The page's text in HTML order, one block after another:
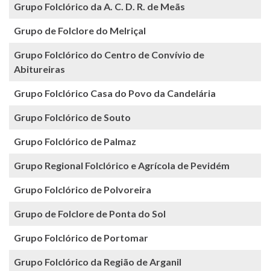
Grupo Folclórico da A. C. D. R. de Meãs
Grupo de Folclore do Melriçal
Grupo Folclórico do Centro de Convívio de
Abitureiras
Grupo Folclórico Casa do Povo da Candelária
Grupo Folclórico de Souto
Grupo Folclórico de Palmaz
Grupo Regional Folclórico e Agrícola de Pevidém
Grupo Folclórico de Polvoreira
Grupo de Folclore de Ponta do Sol
Grupo Folclórico de Portomar
Grupo Folclórico da Região de Arganil